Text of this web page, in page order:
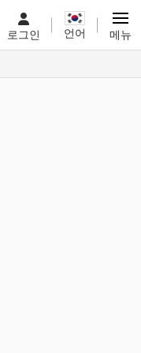
로그인 언어 메뉴